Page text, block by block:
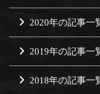
2020年の記事一
2019年の記事一
2018年の記事一